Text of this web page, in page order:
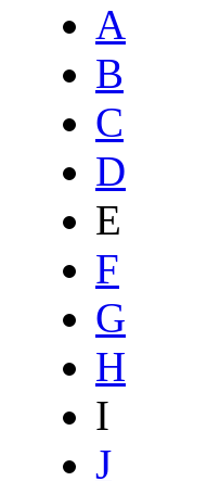
A
B
C
D
E
F
G
H
I
J